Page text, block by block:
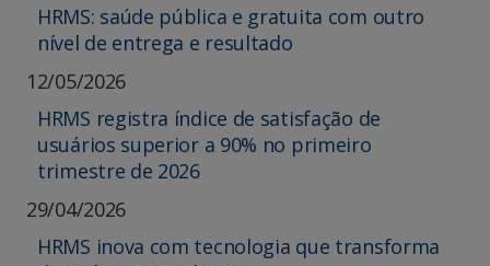
HRMS: saúde pública e gratuita com outro
nível de entrega e resultado
12/05/2026
HRMS registra índice de satisfação de
usuários superior a 90% no primeiro
trimestre de 2026
29/04/2026
HRMS inova com tecnologia que transforma